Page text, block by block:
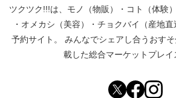
ツクツク!!!は、 モノ（物販） ・ コト（体験）
・ オメカシ（美容） ・ チョクバイ（産地直
予約サイト。
みんなでシェアし合う おす
載した総合マーケットプレイ